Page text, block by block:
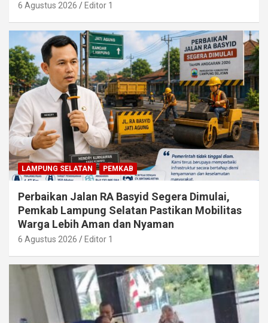
6 Agustus 2026 Editor 1
LAMPUNG SELATAN PEMKAB
Perbaikan Jalan RA Basyid Segera Dimulai,
Pemkab Lampung Selatan Pastikan Mobilitas
Warga Lebih Aman dan Nyaman
6 Agustus 2026 Editor 1